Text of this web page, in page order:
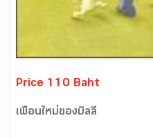
Price 110 Baht
เพื่อนใหม่ของบิลลี่